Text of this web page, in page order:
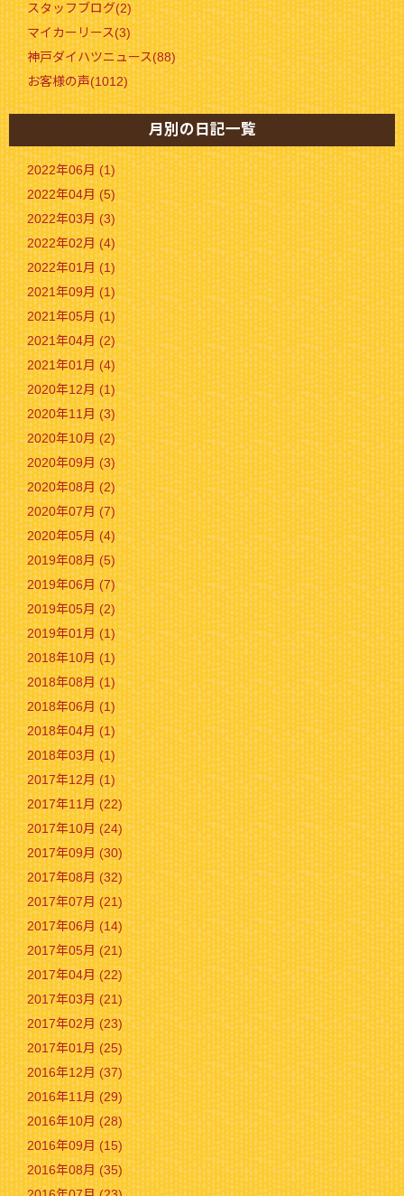
スタッフブログ(2)
マイカーリース(3)
神戸ダイハツニュース(88)
お客様の声(1012)
月別の日記一覧
2022年06月 (1)
2022年04月 (5)
2022年03月 (3)
2022年02月 (4)
2022年01月 (1)
2021年09月 (1)
2021年05月 (1)
2021年04月 (2)
2021年01月 (4)
2020年12月 (1)
2020年11月 (3)
2020年10月 (2)
2020年09月 (3)
2020年08月 (2)
2020年07月 (7)
2020年05月 (4)
2019年08月 (5)
2019年06月 (7)
2019年05月 (2)
2019年01月 (1)
2018年10月 (1)
2018年08月 (1)
2018年06月 (1)
2018年04月 (1)
2018年03月 (1)
2017年12月 (1)
2017年11月 (22)
2017年10月 (24)
2017年09月 (30)
2017年08月 (32)
2017年07月 (21)
2017年06月 (14)
2017年05月 (21)
2017年04月 (22)
2017年03月 (21)
2017年02月 (23)
2017年01月 (25)
2016年12月 (37)
2016年11月 (29)
2016年10月 (28)
2016年09月 (15)
2016年08月 (35)